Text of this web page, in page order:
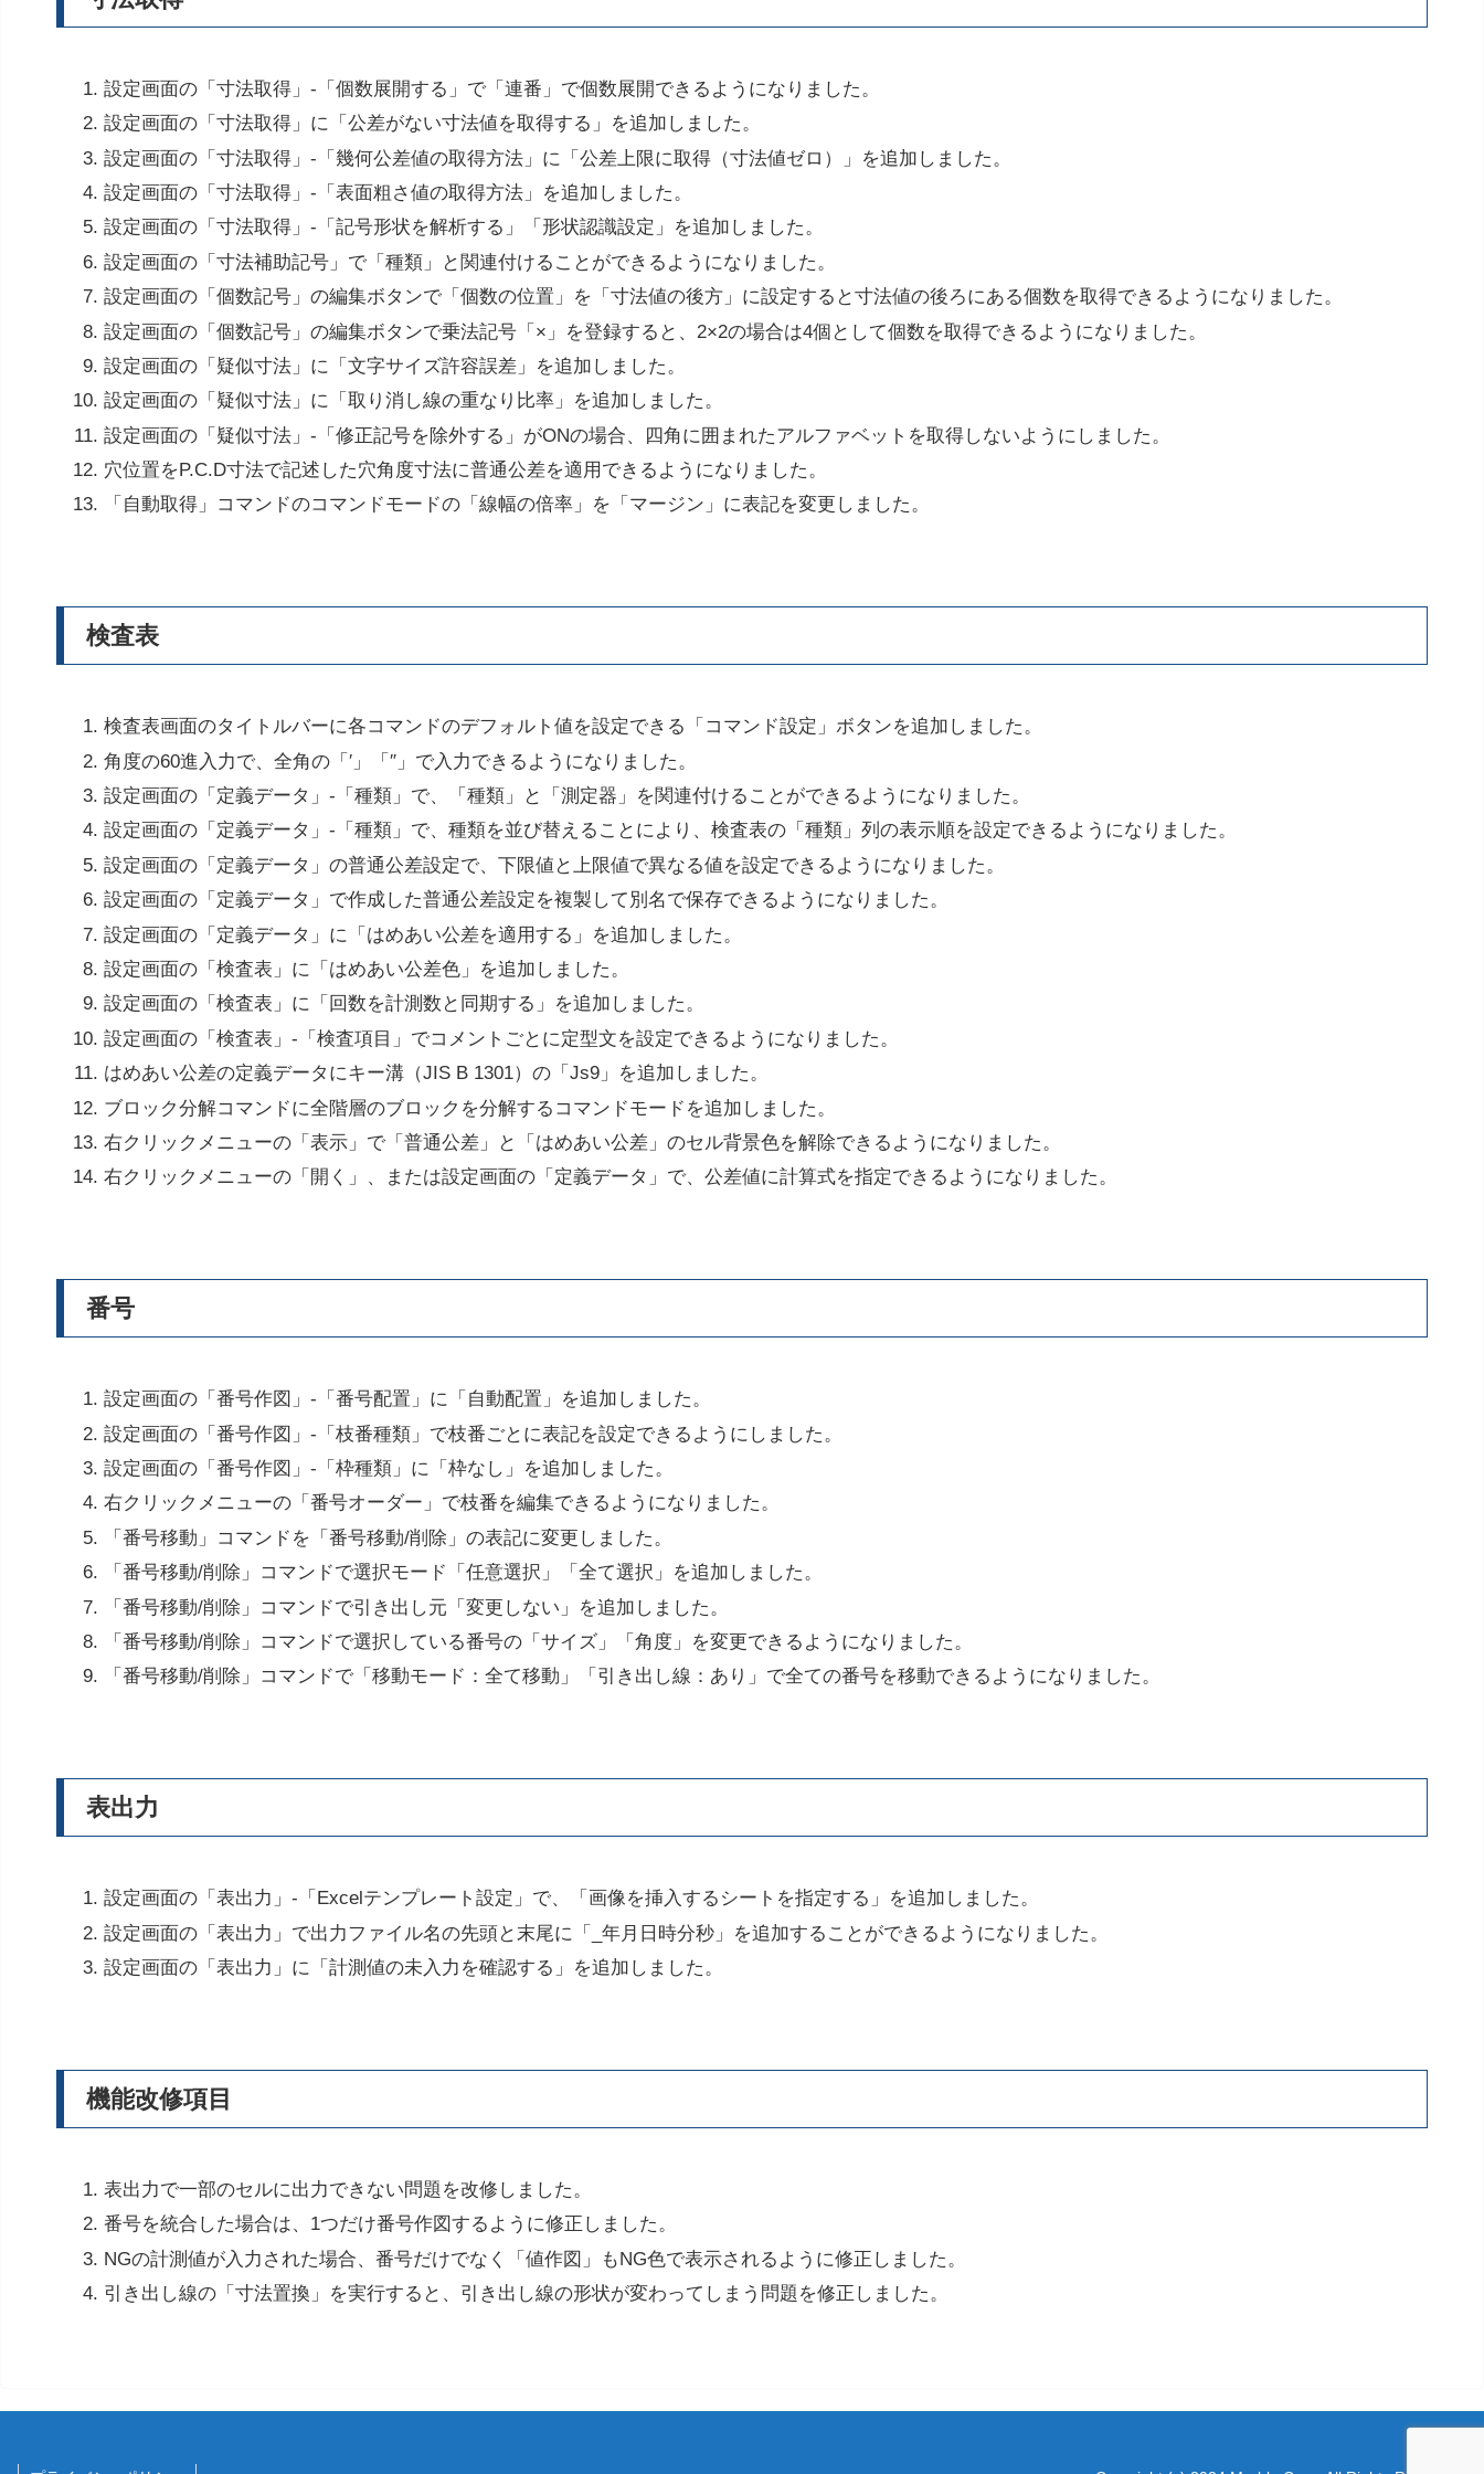
設定画面の「寸法取得」-「個数展開する」で「連番」で個数展開できるようになりました。
設定画面の「寸法取得」に「公差がない寸法値を取得する」を追加しました。
設定画面の「寸法取得」-「幾何公差値の取得方法」に「公差上限に取得（寸法値ゼロ）」を追加しました。
設定画面の「寸法取得」-「表面粗さ値の取得方法」を追加しました。
設定画面の「寸法取得」-「記号形状を解析する」「形状認識設定」を追加しました。
設定画面の「寸法補助記号」で「種類」と関連付けることができるようになりました。
設定画面の「個数記号」の編集ボタンで「個数の位置」を「寸法値の後方」に設定すると寸法値の後ろにある個数を取得できるようになりました。
設定画面の「個数記号」の編集ボタンで乗法記号「×」を登録すると、2×2の場合は4個として個数を取得できるようになりました。
設定画面の「疑似寸法」に「文字サイズ許容誤差」を追加しました。
設定画面の「疑似寸法」に「取り消し線の重なり比率」を追加しました。
設定画面の「疑似寸法」-「修正記号を除外する」がONの場合、四角に囲まれたアルファベットを取得しないようにしました。
穴位置をP.C.D寸法で記述した穴角度寸法に普通公差を適用できるようになりました。
「自動取得」コマンドのコマンドモードの「線幅の倍率」を「マージン」に表記を変更しました。
検査表
検査表画面のタイトルバーに各コマンドのデフォルト値を設定できる「コマンド設定」ボタンを追加しました。
角度の60進入力で、全角の「′」「″」で入力できるようになりました。
設定画面の「定義データ」-「種類」で、「種類」と「測定器」を関連付けることができるようになりました。
設定画面の「定義データ」-「種類」で、種類を並び替えることにより、検査表の「種類」列の表示順を設定できるようになりました。
設定画面の「定義データ」の普通公差設定で、下限値と上限値で異なる値を設定できるようになりました。
設定画面の「定義データ」で作成した普通公差設定を複製して別名で保存できるようになりました。
設定画面の「定義データ」に「はめあい公差を適用する」を追加しました。
設定画面の「検査表」に「はめあい公差色」を追加しました。
設定画面の「検査表」に「回数を計測数と同期する」を追加しました。
設定画面の「検査表」-「検査項目」でコメントごとに定型文を設定できるようになりました。
はめあい公差の定義データにキー溝（JIS B 1301）の「Js9」を追加しました。
ブロック分解コマンドに全階層のブロックを分解するコマンドモードを追加しました。
右クリックメニューの「表示」で「普通公差」と「はめあい公差」のセル背景色を解除できるようになりました。
右クリックメニューの「開く」、または設定画面の「定義データ」で、公差値に計算式を指定できるようになりました。
番号
設定画面の「番号作図」-「番号配置」に「自動配置」を追加しました。
設定画面の「番号作図」-「枝番種類」で枝番ごとに表記を設定できるようにしました。
設定画面の「番号作図」-「枠種類」に「枠なし」を追加しました。
右クリックメニューの「番号オーダー」で枝番を編集できるようになりました。
「番号移動」コマンドを「番号移動/削除」の表記に変更しました。
「番号移動/削除」コマンドで選択モード「任意選択」「全て選択」を追加しました。
「番号移動/削除」コマンドで引き出し元「変更しない」を追加しました。
「番号移動/削除」コマンドで選択している番号の「サイズ」「角度」を変更できるようになりました。
「番号移動/削除」コマンドで「移動モード：全て移動」「引き出し線：あり」で全ての番号を移動できるようになりました。
表出力
設定画面の「表出力」-「Excelテンプレート設定」で、「画像を挿入するシートを指定する」を追加しました。
設定画面の「表出力」で出力ファイル名の先頭と末尾に「_年月日時分秒」を追加することができるようになりました。
設定画面の「表出力」に「計測値の未入力を確認する」を追加しました。
機能改修項目
表出力で一部のセルに出力できない問題を改修しました。
番号を統合した場合は、1つだけ番号作図するように修正しました。
NGの計測値が入力された場合、番号だけでなく「値作図」もNG色で表示されるように修正しました。
引き出し線の「寸法置換」を実行すると、引き出し線の形状が変わってしまう問題を修正しました。